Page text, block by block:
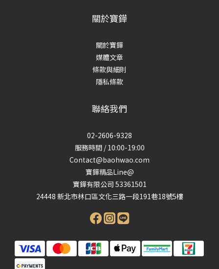
關於寶鏵
關於寶鏵
媒體文章
條款與細則
隱私條款
聯絡我們
02-2606-9328
服務時間 / 10:00-19:00
Contact@baohwao.com
寶鏵精品Line@
寶鏵有限公司 53361501
24448 新北市林口區文化三路一段191巷18號5樓